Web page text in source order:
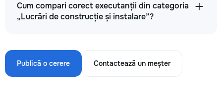
Cum compari corect executanții din categoria
„Lucrări de construcție și instalare”?
Publică o cerere Contactează un meșter